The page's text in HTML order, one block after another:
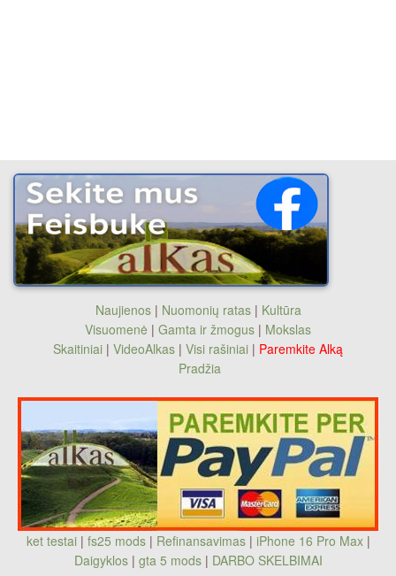
Naujienos| Nuomonių ratas| Kultūra
Visuomenė | Gamta ir žmogus | Mokslas
Skaitiniai | VideoAlkas | Visi rašiniai | Paremkite Alką
Pradžia
ket testai | fs25 mods| Refinansavimas| iPhone 16 Pro Max|
Daigyklos| gta 5 mods | DARBO SKELBIMAI